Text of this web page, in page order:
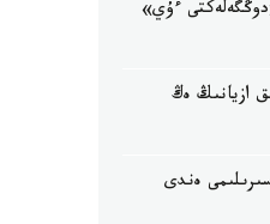
ءۇي»
ازيانىڭ ەڭ
ەندى